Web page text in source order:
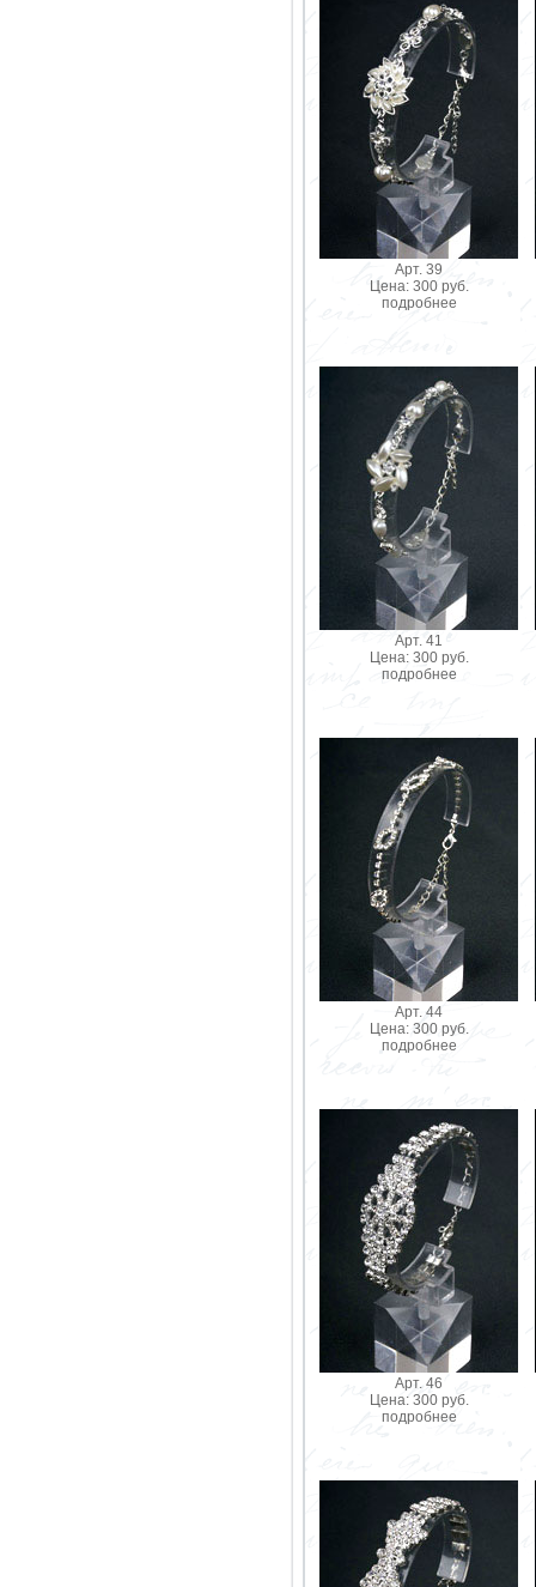
Арт. 39
Цена: 300 руб.
подробнее
Арт. 41
Цена: 300 руб.
подробнее
Арт. 44
Цена: 300 руб.
подробнее
Арт. 46
Цена: 300 руб.
подробнее